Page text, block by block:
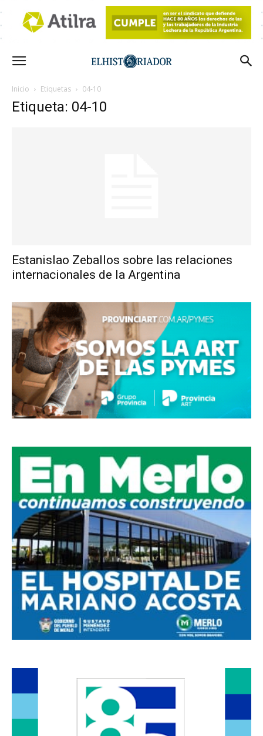
Inicio Etiquetas 04-10
Etiqueta: 04-10
Estanislao Zeballos sobre las relaciones
internacionales de la Argentina